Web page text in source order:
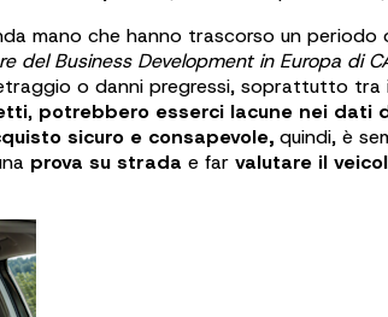
mano che hanno trascorso un periodo
del Business Development in Europa di
o danni pregressi, soprattutto
, potrebbero esserci lacune nei dati
sicuro e consapevole, quindi, è
prova su strada e far valutare il